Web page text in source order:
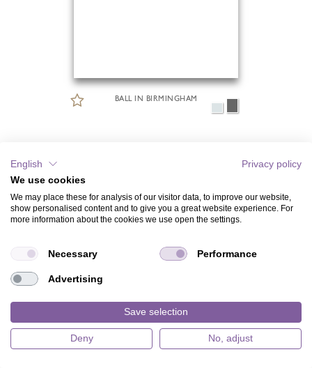
BALL IN BIRMINGHAM
English
Privacy policy
We use cookies
We may place these for analysis of our visitor data, to improve our website,
show personalised content and to give you a great website experience. For
more information about the cookies we use open the settings.
Necessary Performance
Advertising
Save selection
Deny No, adjust